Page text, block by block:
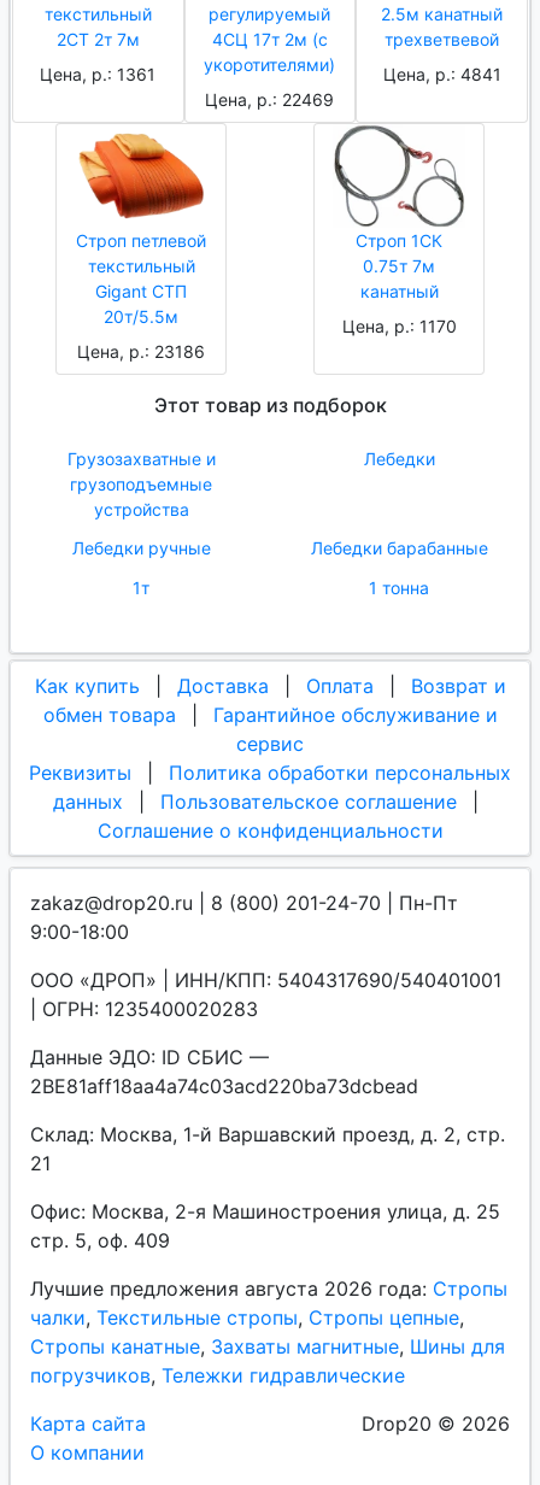
текстильный
2СТ 2т 7м
Цена, р.: 1361
регулируемый
4СЦ 17т 2м (с
укоротителями)
Цена, р.: 22469
2.5м канатный
трехветвевой
Цена, р.: 4841
Строп петлевой
текстильный
Gigant СТП
20т/5.5м
Цена, р.: 23186
Строп 1СК
0.75т 7м
канатный
Цена, р.: 1170
Этот товар из подборок
Грузозахватные и
грузоподъемные
устройства
Лебедки
Лебедки ручные
Лебедки барабанные
1т
1 тонна
Как купить Доставка Оплата
Возврат и
обмен товара
Гарантийное обслуживание и
сервис
Реквизиты
Политика обработки персональных
данных
Пользовательское соглашение
Соглашение о конфиденциальности
zakaz@drop20.ru | 8 (800) 201-24-70 | Пн-Пт
9:00-18:00
ООО «ДРОП» | ИНН/КПП: 5404317690/540401001
| ОГРН: 1235400020283
Данные ЭДО: ID СБИС —
2BE81aff18aa4a74c03acd220ba73dcbead
Склад: Москва, 1-й Варшавский проезд, д. 2, стр.
21
Офис: Москва, 2-я Машиностроения улица, д. 25
стр. 5, оф. 409
Лучшие предложения августа 2026 года: Стропы
чалки, Текстильные стропы, Стропы цепные,
Стропы канатные, Захваты магнитные, Шины для
погрузчиков, Тележки гидравлические
Карта сайта
О компании
Drop20 © 2026